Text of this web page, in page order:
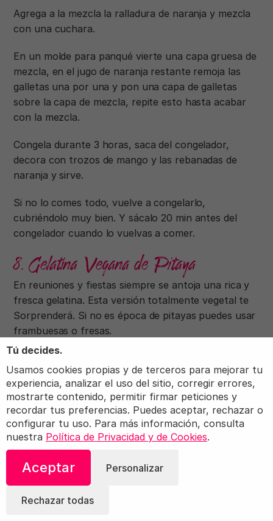
Agrega a la mezcla la ralladura de naranja y mezcla
con una cuchara.
En un molde para panqué vierte una capa gruesa de
mezcla, en el jugo de naranja restante remoja las
galletas una por una y pon una capa de galletas
sobre la capa de mezcla, repite esto hasta acabar
con la mezcla.
Congela durante 3 horas, saca del congelador,
decora con trozos de mango y las rebanadas de
naranja y sirve.
Si no lo comes todo, vuelve a congelarlo,
cubriéndolo muy bien. Y sácalo 20 min antes del
congelador cuando lo vuelvas a comer.
8. Gelatina Vegana de Pitaya
En reuniones y fiestas siempre se antoja una rica y
fresca gelatina. Esta versión totalmente vegetal te
Sorprenderá. Si no es época de pitayas puedes usar
frambuesas o fresas.
Tú decides.
Usamos cookies propias y de terceros para mejorar tu
experiencia, analizar el uso del sitio, corregir errores,
mostrarte contenido, permitir firmar peticiones y
recordar tus preferencias. Puedes aceptar, rechazar o
configurar tu uso. Para más información, consulta
nuestra Política de Privacidad y de Cookies.
Aceptar Personalizar
Rechazar todas